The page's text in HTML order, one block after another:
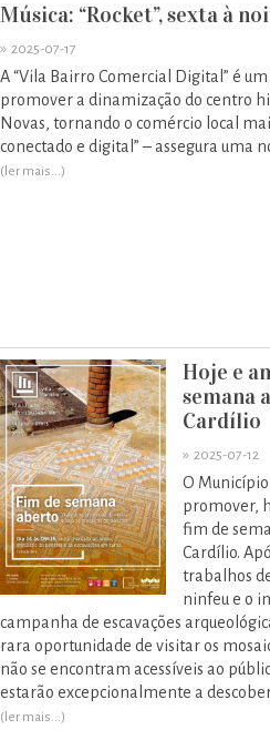
Música: “Rocket”, sexta à
» 2025-07-17
A “Vila Bairro Comercial Digital” é
promover a dinamização do centro
Novas, tornando o comércio local
conectado e digital” – assegura uma
(ler mais...)
Hoje e
semana
Cardílio
» 2025-07-12
O
promover,
fim de
Cardílio.
trabalhos
ninfeu e o
campanha de escavações
rara oportunidade de visitar os
não se encontram acessíveis ao
estarão excepcionalmente a
(ler mais...)